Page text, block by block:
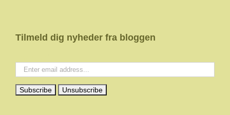
Tilmeld dig nyheder fra bloggen